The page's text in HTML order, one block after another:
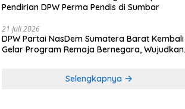
Pendirian DPW Perma Pendis di Sumbar
21 Juli 2026
DPW Partai NasDem Sumatera Barat Kembali
Gelar Program Remaja Bernegara, Wujudkan
Selengkapnya